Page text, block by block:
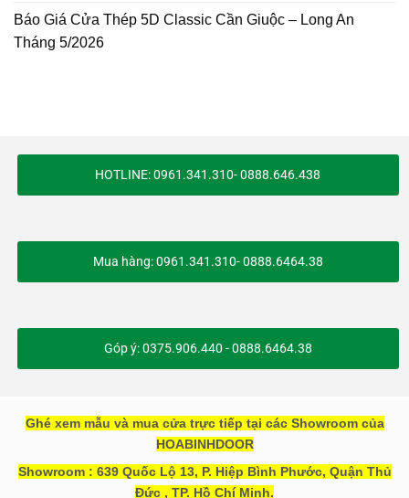
Báo Giá Cửa Thép 5D Classic Cần Giuộc – Long An
Tháng 5/2026
HOTLINE: 0961.341.310- 0888.646.438
Mua hàng: 0961.341.310- 0888.6464.38
Góp ý: 0375.906.440 - 0888.6464.38
Ghé xem mẫu và mua cửa trực tiếp tại các Showroom của
HOABINHDOOR
Showroom : 639 Quốc Lộ 13, P. Hiệp Bình Phước, Quận Thủ
Đức , TP. Hồ Chí Minh.